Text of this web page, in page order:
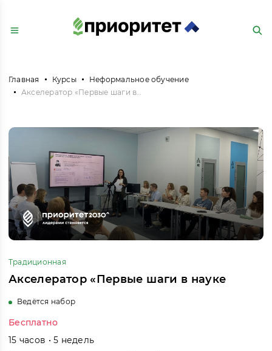
Главная Курсы
Неформальное обучение
Акселератор «Первые шаги в науке
Традиционная
Акселератор «Первые шаги в науке
Ведётся набор
Бесплатно
15 часов • 5 недель